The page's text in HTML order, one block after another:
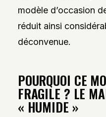
modèle d’occasion
réduit ainsi
déconvenue.
POURQUOI CE
FRAGILE ? LE
« HUMIDE »